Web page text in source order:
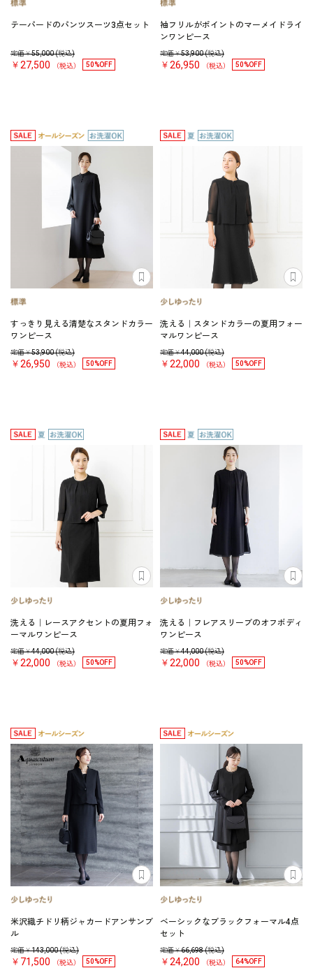
テーパードのパンツスーツ3点セット
定価￥55,000(税込)
￥27,500 （税込） 50%OFF
袖フリルがポイントのマーメイドライ
ンワンピース
定価￥53,900(税込)
￥26,950 （税込） 50%OFF
すっきり見える清楚なスタンドカラー
ワンピース
定価￥53,900(税込)
￥26,950 （税込） 50%OFF
洗える｜スタンドカラーの夏用フォー
マルワンピース
定価￥44,000(税込)
￥22,000 （税込） 50%OFF
洗える｜レースアクセントの夏用フォ
ーマルワンピース
定価￥44,000(税込)
￥22,000 （税込） 50%OFF
洗える｜フレアスリーブのオフボディ
ワンピース
定価￥44,000(税込)
￥22,000 （税込） 50%OFF
米沢織チドリ柄ジャカードアンサンブ
ル
定価￥143,000(税込)
￥71,500 （税込） 50%OFF
ベーシックなブラックフォーマル4点
セット
定価￥66,698(税込)
￥24,200 （税込） 64%OFF